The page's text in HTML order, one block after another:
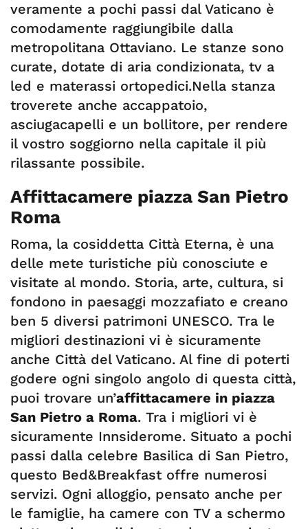
veramente a pochi passi dal Vaticano è
comodamente raggiungibile dalla
metropolitana Ottaviano. Le stanze sono
curate, dotate di aria condizionata, tv a
led e materassi ortopedici.Nella stanza
troverete anche accappatoio,
asciugacapelli e un bollitore, per rendere
il vostro soggiorno nella capitale il più
rilassante possibile.
Affittacamere piazza San Pietro
Roma
Roma, la cosiddetta Città Eterna, è una
delle mete turistiche più conosciute e
visitate al mondo. Storia, arte, cultura, si
fondono in paesaggi mozzafiato e creano
ben 5 diversi patrimoni UNESCO. Tra le
migliori destinazioni vi è sicuramente
anche Città del Vaticano. Al fine di poterti
godere ogni singolo angolo di questa città,
puoi trovare un’affittacamere in piazza
San Pietro a Roma. Tra i migliori vi è
sicuramente Innsiderome. Situato a pochi
passi dalla celebre Basilica di San Pietro,
questo Bed&Breakfast offre numerosi
servizi. Ogni alloggio, pensato anche per
le famiglie, ha camere con TV a schermo